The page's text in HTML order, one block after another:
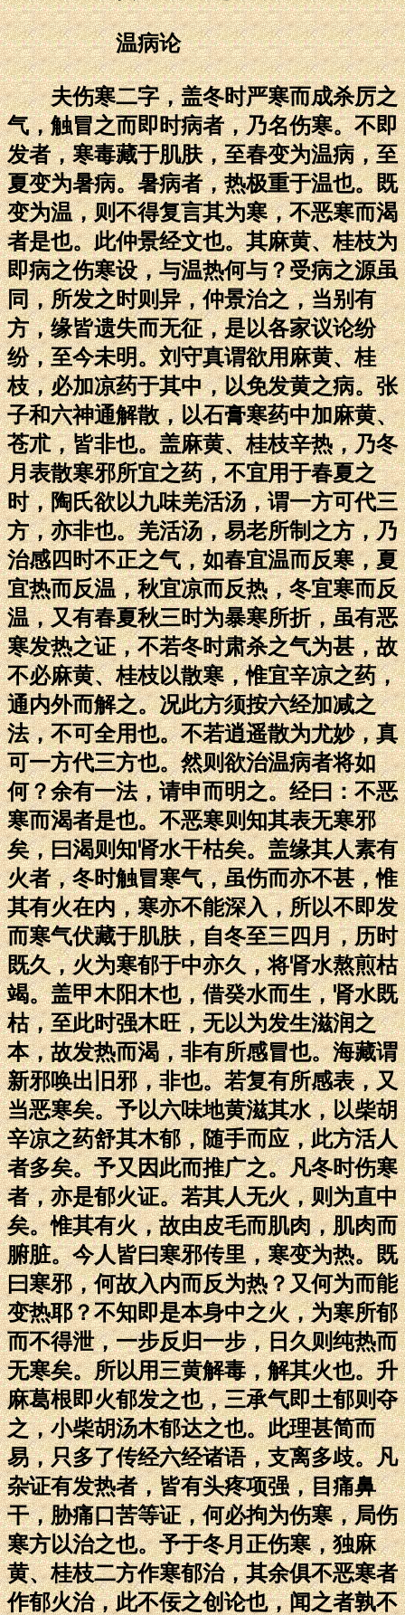
温病论
夫伤寒二字，盖冬时严寒而成杀厉之
气，触冒之而即时病者，乃名伤寒。不即
发者，寒毒藏于肌肤，至春变为温病，至
夏变为暑病。暑病者，热极重于温也。既
变为温，则不得复言其为寒，不恶寒而渴
者是也。此仲景经文也。其麻黄、桂枝为
即病之伤寒设，与温热何与？受病之源虽
同，所发之时则异，仲景治之，当别有
方，缘皆遗失而无征，是以各家议论纷
纷，至今未明。刘守真谓欲用麻黄、桂
枝，必加凉药于其中，以免发黄之病。张
子和六神通解散，以石膏寒药中加麻黄、
苍朮，皆非也。盖麻黄、桂枝辛热，乃冬
月表散寒邪所宜之药，不宜用于春夏之
时，陶氏欲以九味羌活汤，谓一方可代三
方，亦非也。羌活汤，易老所制之方，乃
治感四时不正之气，如春宜温而反寒，夏
宜热而反温，秋宜凉而反热，冬宜寒而反
温，又有春夏秋三时为暴寒所折，虽有恶
寒发热之证，不若冬时肃杀之气为甚，故
不必麻黄、桂枝以散寒，惟宜辛凉之药，
通内外而解之。况此方须按六经加减之
法，不可全用也。不若逍遥散为尤妙，真
可一方代三方也。然则欲治温病者将如
何？余有一法，请申而明之。经曰：不恶
寒而渴者是也。不恶寒则知其表无寒邪
矣，曰渴则知肾水干枯矣。盖缘其人素有
火者，冬时触冒寒气，虽伤而亦不甚，惟
其有火在内，寒亦不能深入，所以不即发
而寒气伏藏于肌肤，自冬至三四月，历时
既久，火为寒郁于中亦久，将肾水熬煎枯
竭。盖甲木阳木也，借癸水而生，肾水既
枯，至此时强木旺，无以为发生滋润之
本，故发热而渴，非有所感冒也。海藏谓
新邪唤出旧邪，非也。若复有所感表，又
当恶寒矣。予以六味地黄滋其水，以柴胡
辛凉之药舒其木郁，随手而应，此方活人
者多矣。予又因此而推广之。凡冬时伤寒
者，亦是郁火证。若其人无火，则为直中
矣。惟其有火，故由皮毛而肌肉，肌肉而
腑脏。今人皆曰寒邪传里，寒变为热。既
曰寒邪，何故入内而反为热？又何为而能
变热耶？不知即是本身中之火，为寒所郁
而不得泄，一步反归一步，日久则纯热而
无寒矣。所以用三黄解毒，解其火也。升
麻葛根即火郁发之也，三承气即土郁则夺
之，小柴胡汤木郁达之也。此理甚简而
易，只多了传经六经诸语，支离多歧。凡
杂证有发热者，皆有头疼项强，目痛鼻
干，胁痛口苦等证，何必拘为伤寒，局伤
寒方以治之也。予于冬月正伤寒，独麻
黄、桂枝二方作寒郁治，其余俱不恶寒者
作郁火治，此不佞之创论也，闻之者孰不